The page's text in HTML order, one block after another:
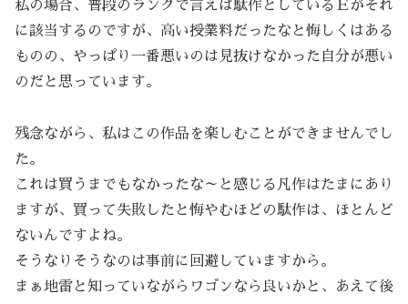
私の場合、普段のランクで言えば駄作としているＥがそれ
に該当するのですが、高い授業料だったなと悔しくはある
ものの、やっぱり一番悪いのは見抜けなかった自分が悪い
のだと思っています。
残念ながら、私はこの作品を楽しむことができませんでし
た。
これは買うまでもなかったな～と感じる凡作はたまにあり
ますが、買って失敗したと悔やむほどの駄作は、ほとんど
ないんですよね。
そうなりそうなのは事前に回避していますから。
まぁ地雷と知っていながらワゴンなら良いかと、あえて後